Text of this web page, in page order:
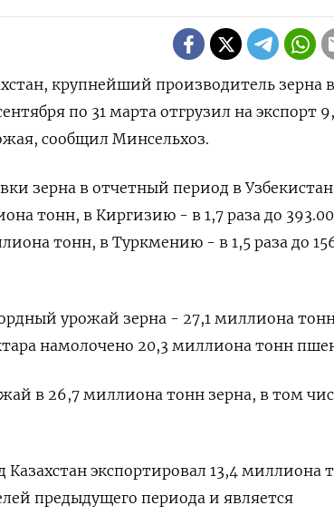
крупнейший производитель зерна в
по 31 ‌марта отгрузил на экспорт
сообщил Минсельхоз.
​зерна в отчетный ​период ​в Узбекистан
тонн, в Киргизию - в ‌1,7 раза до
тонн, в ‌Туркмению - в 1,5 раза до
‌урожай зерна - 27,1 миллиона
намолочено 20,3 миллиона ​тонн
в 26,7 миллиона ​тонн зерна, в том
экспортировал 13,4 миллиона
предыдущего периода и является